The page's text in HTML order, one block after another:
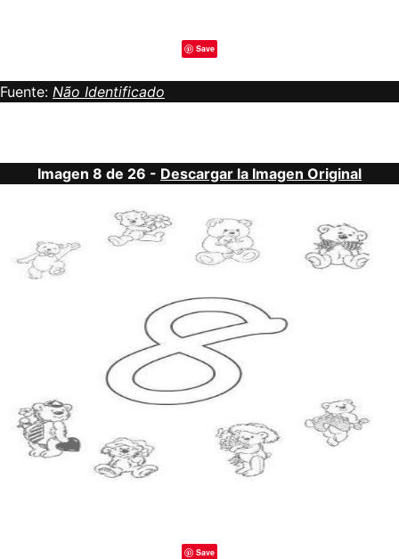
Save
Fuente: Não Identificado
Imagen 8 de 26 - Descargar la Imagen Original
Save